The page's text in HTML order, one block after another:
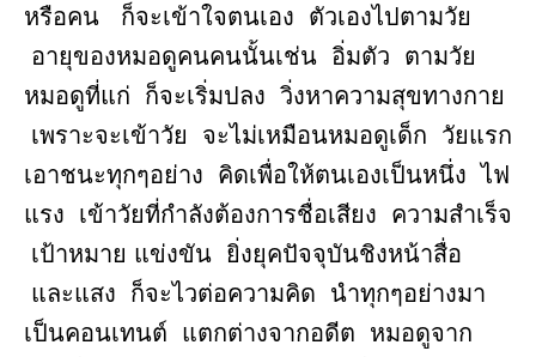
หรือคน ก็จะเข้าใจตนเอง ตัวเองไปตามวัย
อายุของหมอดูคนคนนั้นเช่น อิ่มตัว ตามวัย
หมอดูที่แก่ ก็จะเริ่มปลง วิ่งหาความสุขทางกาย
เพราะจะเข้าวัย จะไม่เหมือนหมอดูเด็ก วัยแรก
เอาชนะทุกๆอย่าง คิดเพื่อให้ตนเองเป็นหนึ่ง ไฟ
แรง เข้าวัยที่กำลังต้องการชื่อเสียง ความสำเร็จ
เป้าหมาย แข่งขัน ยิ่งยุคปัจจุบันชิงหน้าสื่อ
และแสง ก็จะไวต่อความคิด นำทุกๆอย่างมา
เป็นคอนเทนต์ แตกต่างจากอดีต หมอดูจาก